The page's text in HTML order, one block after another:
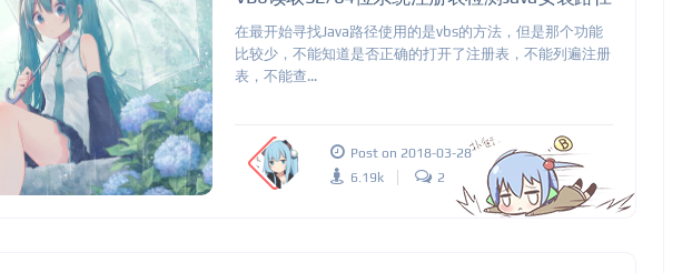
在最开始寻找Java路径使用的是vbs的方法，但是那个功能
比较少，不能知道是否正确的打开了注册表，不能列遍注册
表，不能查...
Post on 2018-03-28
6.19k
2